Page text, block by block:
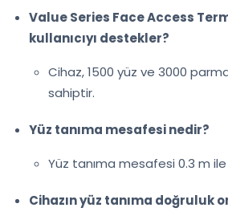
Value Series Face Access
kullanıcıyı destekler?
Cihaz, 1500 yüz ve 3000
sahiptir.
Yüz tanıma mesafesi nedir?
Yüz tanıma mesafesi 0.3 m ile
Cihazın yüz tanıma doğruluk